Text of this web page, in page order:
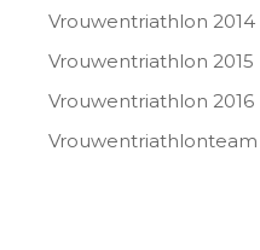
Vrouwentriathlon 2014
Vrouwentriathlon 2015
Vrouwentriathlon 2016
Vrouwentriathlonteam